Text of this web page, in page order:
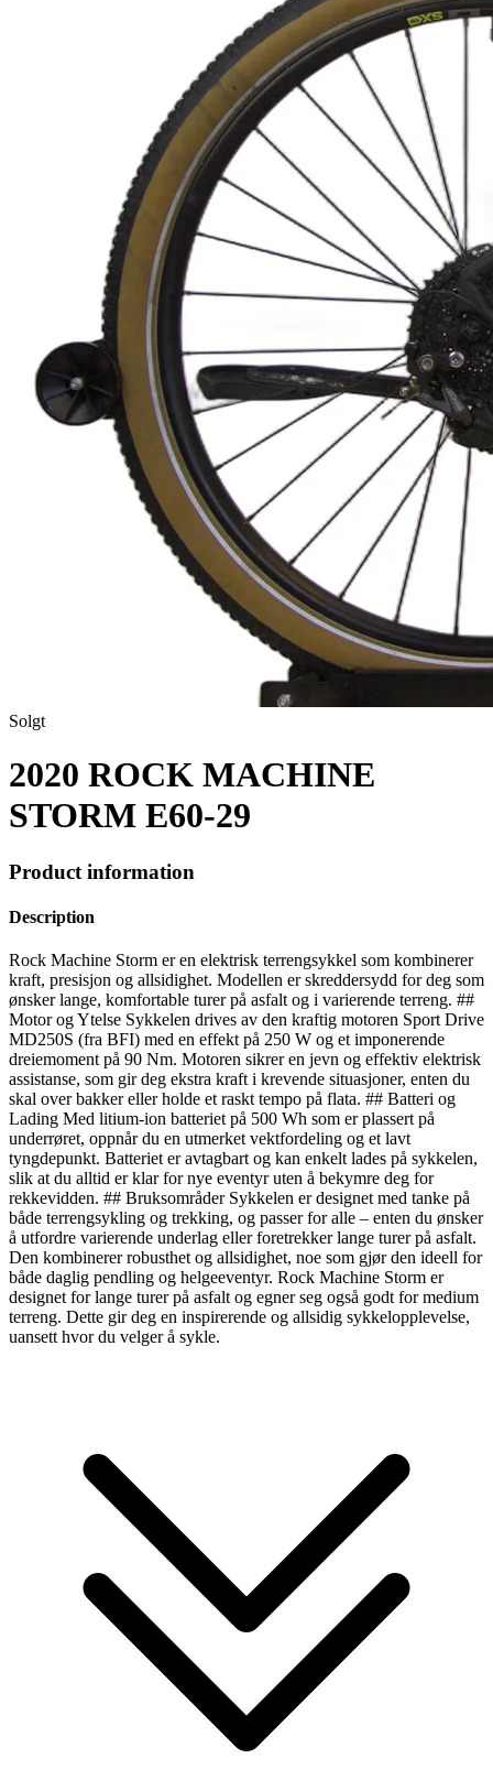
Solgt
2020 ROCK MACHINE
STORM E60-29
Product information
Description
Rock Machine Storm er en elektrisk terrengsykkel som kombinerer
kraft, presisjon og allsidighet. Modellen er skreddersydd for deg som
ønsker lange, komfortable turer på asfalt og i varierende terreng. ##
Motor og Ytelse Sykkelen drives av den kraftig motoren Sport Drive
MD250S (fra BFI) med en effekt på 250 W og et imponerende
dreiemoment på 90 Nm. Motoren sikrer en jevn og effektiv elektrisk
assistanse, som gir deg ekstra kraft i krevende situasjoner, enten du
skal over bakker eller holde et raskt tempo på flata. ## Batteri og
Lading Med litium-ion batteriet på 500 Wh som er plassert på
underrøret, oppnår du en utmerket vektfordeling og et lavt
tyngdepunkt. Batteriet er avtagbart og kan enkelt lades på sykkelen,
slik at du alltid er klar for nye eventyr uten å bekymre deg for
rekkevidden. ## Bruksområder Sykkelen er designet med tanke på
både terrengsykling og trekking, og passer for alle – enten du ønsker
å utfordre varierende underlag eller foretrekker lange turer på asfalt.
Den kombinerer robusthet og allsidighet, noe som gjør den ideell for
både daglig pendling og helgeeventyr. Rock Machine Storm er
designet for lange turer på asfalt og egner seg også godt for medium
terreng. Dette gir deg en inspirerende og allsidig sykkelopplevelse,
uansett hvor du velger å sykle.